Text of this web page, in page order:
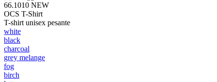
66.1010 NEW
OCS T-Shirt
T-shirt unisex pesante
white
black
charcoal
grey melange
fog
birch